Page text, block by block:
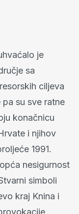
je
sa
ciljeva
su sve ratne
konačnicu
i njihov
1991.
nesigurnost
simboli
kraj Knina i